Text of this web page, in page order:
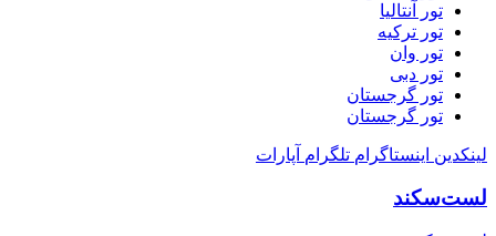
تور آنتالیا
تور ترکیه
تور وان
تور دبی
تور گرجستان
تور گرجستان
لینکدین اینستاگرام تلگرام آپارات
لست‌سکند